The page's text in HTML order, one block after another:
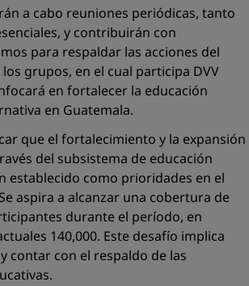
a cabo reuniones periódicas, tanto
y contribuirán con
para respaldar las acciones del
grupos, en el cual participa DVV
en fortalecer la educación
en Guatemala.
que el fortalecimiento y la expansión
del subsistema de educación
establecido como prioridades en el
aspira a alcanzar una cobertura de
durante el período, en
140,000. Este desafío implica
contar con el respaldo de las